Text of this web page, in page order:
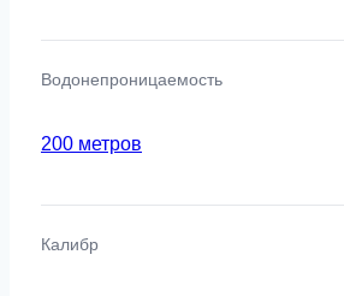
Водонепроницаемость
200 метров
Калибр